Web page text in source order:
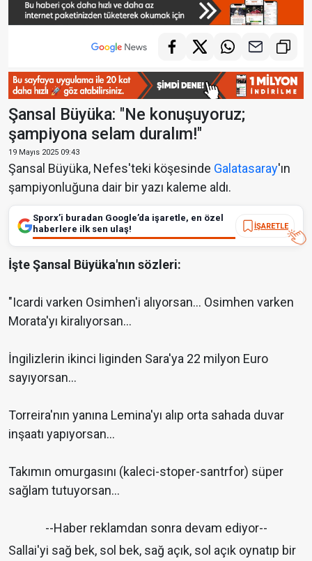
Şansal Büyüka: "Ne konuşuyoruz;
şampiyona selam duralım!"
19 Mayıs 2025 09:43
Şansal Büyüka, Nefes'teki köşesinde Galatasaray'ın
şampiyonluğuna dair bir yazı kaleme aldı.
Sporx’i buradan Google’da işaretle, en özel
haberlere ilk sen ulaş!
İŞARETLE
İşte Şansal Büyüka'nın sözleri:
"Icardi varken Osimhen'i alıyorsan… Osimhen varken
Morata'yı kiralıyorsan...
İngilizlerin ikinci liginden Sara'ya 22 milyon Euro
sayıyorsan…
Torreira'nın yanına Lemina'yı alıp orta sahada duvar
inşaatı yapıyorsan…
Takımın omurgasını (kaleci-stoper-santrfor) süper
sağlam tutuyorsan…
--Haber reklamdan sonra devam ediyor--
Sallai'yi sağ bek, sol bek, sağ açık, sol açık oynatıp bir